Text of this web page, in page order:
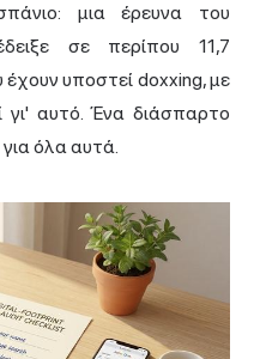
μια έρευνα του
σε περίπου 11,7
υποστεί doxxing, με
γι' αυτό. Ένα διάσπαρτο
όλα αυτά.